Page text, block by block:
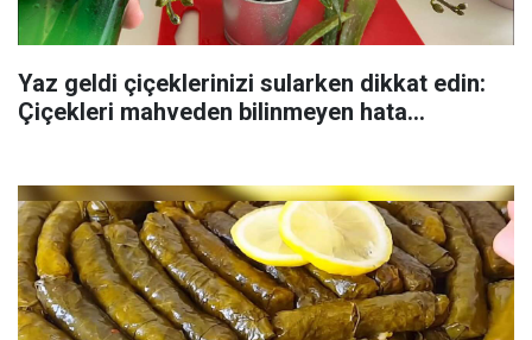
Yaz geldi çiçeklerinizi sularken dikkat edin:
Çiçekleri mahveden bilinmeyen hata...